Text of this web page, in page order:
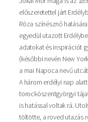
előszeretettel járt
Róza színésznő
egyedül utazott
adatokat és inspirációt
(későbbi nevén New
a mai Napoca nevű
A három erdélyi nap
torockószentgyörgyi
is hatással voltak rá.
töltötte, a roved utazás